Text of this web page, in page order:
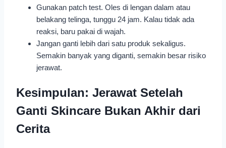
Gunakan patch test. Oles di lengan dalam atau
belakang telinga, tunggu 24 jam. Kalau tidak ada
reaksi, baru pakai di wajah.
Jangan ganti lebih dari satu produk sekaligus.
Semakin banyak yang diganti, semakin besar risiko
jerawat.
Kesimpulan: Jerawat Setelah
Ganti Skincare Bukan Akhir dari
Cerita